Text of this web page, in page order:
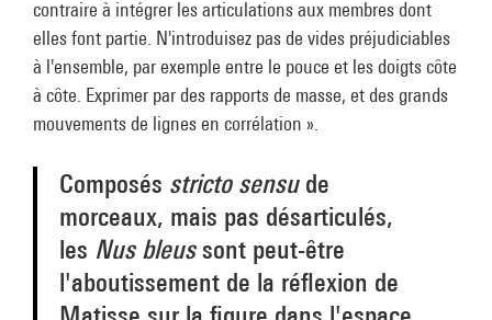
contraire à intégrer les articulations aux membres dont
elles font partie. N'introduisez pas de vides préjudiciables
à l'ensemble, par exemple entre le pouce et les doigts côte
à côte. Exprimer par des rapports de masse, et des grands
mouvements de lignes en corrélation ».
Composés stricto sensude
morceaux, mais pas désarticulés,
les Nus bleussont peut-être
l'aboutissement de la réflexion de